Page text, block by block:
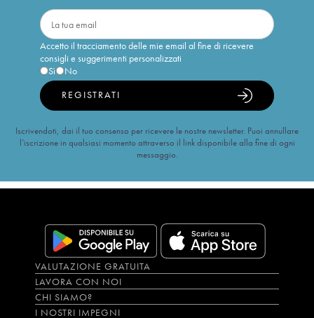
Accetto il tracciamento delle mie email al fine di ricevere
consigli e suggerimenti personalizzati
Sì
No
REGISTRATI
Iscrivendoti, dai il tuo consenso per ricevere le nostre newsletter. Puoi annullare
l’iscrizione in qualsiasi momento attraverso il link disponibile alla fine di ogni
messaggio.
VALUTAZIONE GRATUITA
LAVORA CON NOI
CHI SIAMO?
I NOSTRI IMPEGNI